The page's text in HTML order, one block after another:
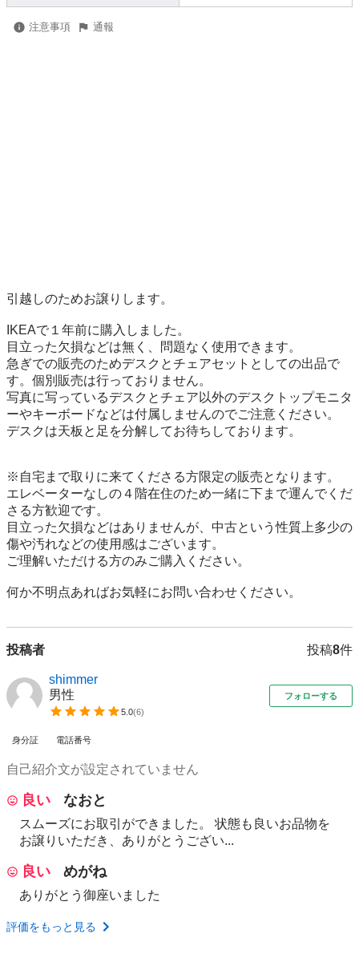
注意事項 通報
引越しのためお譲りします。
IKEAで１年前に購入しました。
目立った欠損などは無く、問題なく使用できます。
急ぎでの販売のためデスクとチェアセットとしての出品で
す。個別販売は行っておりません。
写真に写っているデスクとチェア以外のデスクトップモニタ
ーやキーボードなどは付属しませんのでご注意ください。
デスクは天板と足を分解してお待ちしております。
※自宅まで取りに来てくださる方限定の販売となります。
エレベーターなしの４階在住のため一緒に下まで運んでくだ
さる方歓迎です。
目立った欠損などはありませんが、中古という性質上多少の
傷や汚れなどの使用感はございます。
ご理解いただける方のみご購入ください。
何か不明点あればお気軽にお問い合わせください。
投稿者 投稿8件
shimmer
男性
5.0(6)
フォローする
身分証 電話番号
自己紹介文が設定されていません
良い なおと
スムーズにお取引ができました。 状態も良いお品物を
お譲りいただき、ありがとうござい...
良い めがね
ありがとう御座いました
評価をもっと見る